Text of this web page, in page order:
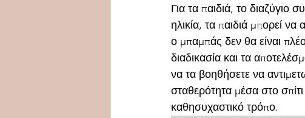
Για τα παιδιά, το διαζύγιο
ηλικία, τα παιδιά μπορεί
ο μπαμπάς δεν θα είναι
διαδικασία και τα
να τα βοηθήσετε να
σταθερότητα μέσα στο
καθησυχαστικό τρόπο.